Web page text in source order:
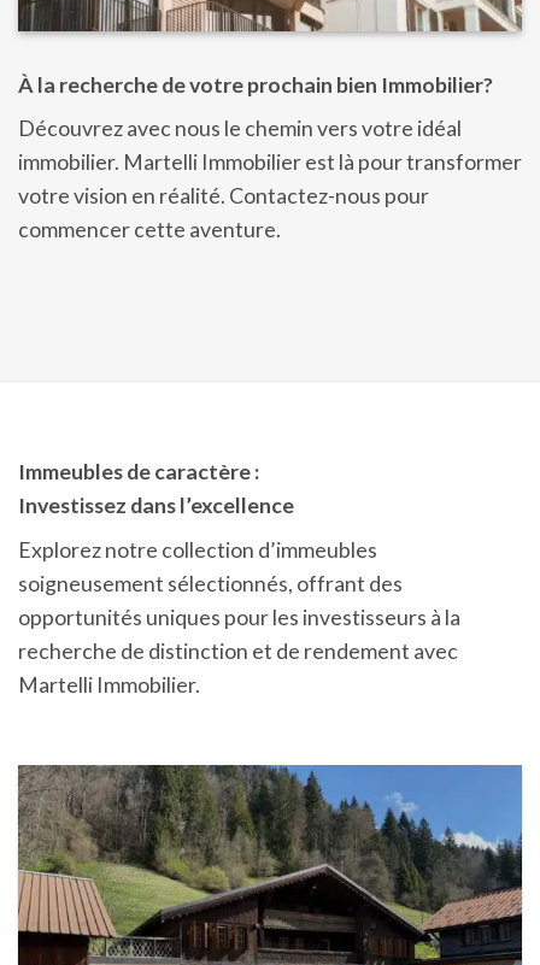
À la recherche de votre prochain bien Immobilier?
Découvrez avec nous le chemin vers votre idéal
immobilier. Martelli Immobilier est là pour transformer
votre vision en réalité. Contactez-nous pour
commencer cette aventure.
Immeubles de caractère :
Investissez dans l’excellence
Explorez notre collection d’immeubles
soigneusement sélectionnés, offrant des
opportunités uniques pour les investisseurs à la
recherche de distinction et de rendement avec
Martelli Immobilier.